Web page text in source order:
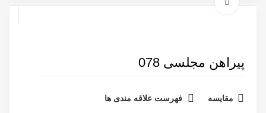
پیراهن مجلسی 078
مقایسه فهرست علاقه مندی ها